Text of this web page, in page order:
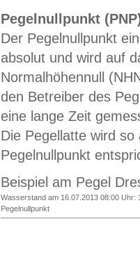
Pegelnullpunkt
Der Pegelnullpunkt
absolut und wird auf
Normalhöhennull
den Betreiber des
eine lange Zeit
Die Pegellatte wird
Pegelnullpunkt
Beispiel am Pegel
Wasserstand am 16.07.2013 08:00 Uhr:
Pegelnullpunkt